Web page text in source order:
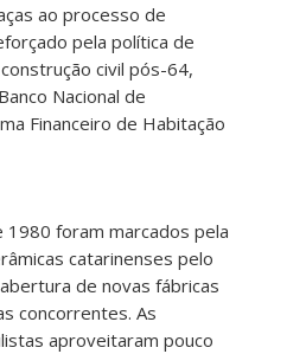
ao processo de
pela política de
civil pós-64,
Nacional de
Financeiro de Habitação
foram marcados pela
catarinenses pelo
de novas fábricas
concorrentes. As
aproveitaram pouco